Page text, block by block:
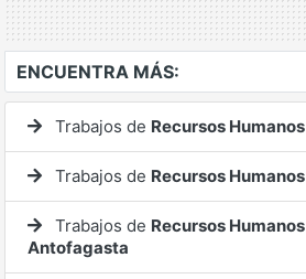
ENCUENTRA MÁS:
Trabajos de Recursos Humanos
Trabajos de Recursos Humanos
Trabajos de Recursos Humanos
Antofagasta